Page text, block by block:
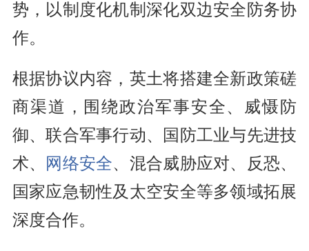
势，以制度化机制深化双边安全防务协
作。
根据协议内容，英土将搭建全新政策磋
商渠道，围绕政治军事安全、威慑防
御、联合军事行动、国防工业与先进技
术、
网络安全、混合威胁应对、反恐、
国家应急韧性及太空安全等多领域拓展
深度合作。